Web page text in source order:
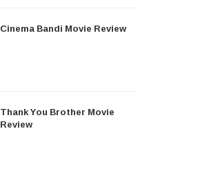
Cinema Bandi Movie Review
Thank You Brother Movie
Review